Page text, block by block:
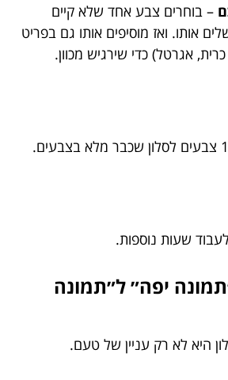
– בוחרים צבע אחד שלא קיים
אותו. ואז מוסיפים אותו גם בפריט
אגרטל) כדי שירגיש מכוון.
שעות נוספות.
יפה״ ל״תמונה
היא לא רק עניין של טעם.